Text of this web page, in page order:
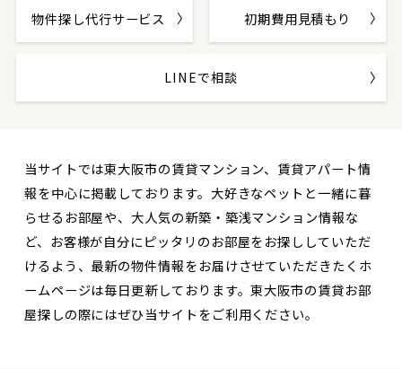
物件探し代行サービス 初期費用見積もり
LINEで相談
当サイトでは東大阪市の賃貸マンション、賃貸アパート情
報を中心に掲載しております。大好きなペットと一緒に暮
らせるお部屋や、大人気の新築・築浅マンション情報な
ど、お客様が自分にピッタリのお部屋をお探ししていただ
けるよう、最新の物件情報をお届けさせていただきたくホ
ームページは毎日更新しております。東大阪市の賃貸お部
屋探しの際にはぜひ当サイトをご利用ください。